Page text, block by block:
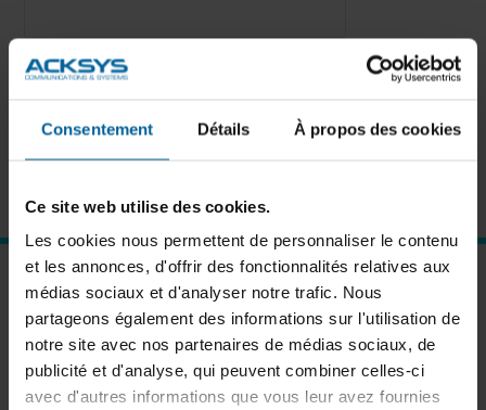
Consentement Détails À propos des cookies
Ce site web utilise des cookies.
Les cookies nous permettent de personnaliser le contenu
et les annonces, d'offrir des fonctionnalités relatives aux
médias sociaux et d'analyser notre trafic. Nous
partageons également des informations sur l'utilisation de
notre site avec nos partenaires de médias sociaux, de
publicité et d'analyse, qui peuvent combiner celles-ci
avec d'autres informations que vous leur avez fournies
Forgot password?
Click here to reset
SUBSCRIBE TO OUR NEWSLETTER